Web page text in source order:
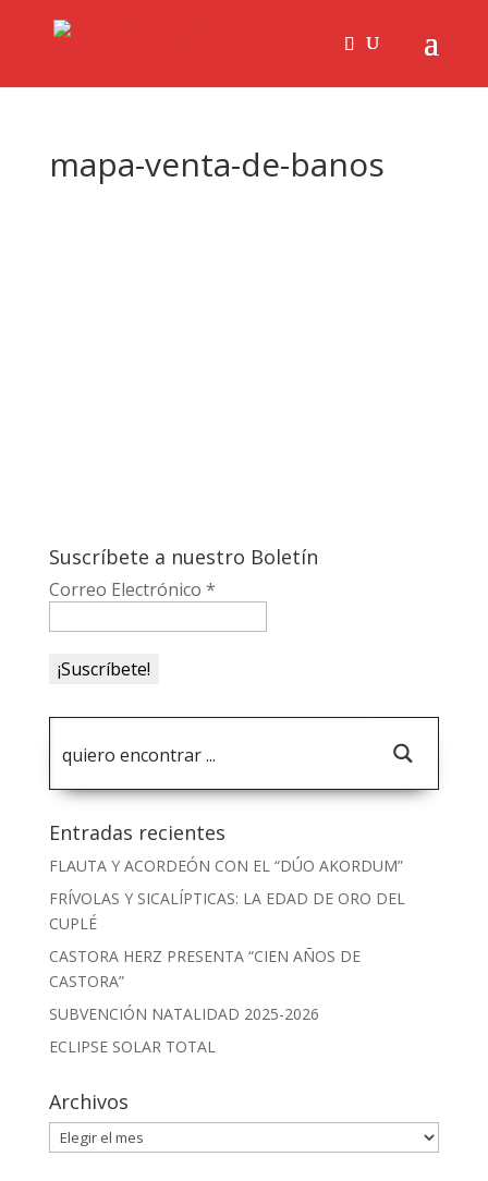
mapa-venta-de-banos
Suscríbete a nuestro Boletín
Correo Electrónico *
Entradas recientes
FLAUTA Y ACORDEÓN CON EL “DÚO AKORDUM”
FRÍVOLAS Y SICALÍPTICAS: LA EDAD DE ORO DEL
CUPLÉ
CASTORA HERZ PRESENTA “CIEN AÑOS DE
CASTORA”
SUBVENCIÓN NATALIDAD 2025-2026
ECLIPSE SOLAR TOTAL
Archivos
Archivos